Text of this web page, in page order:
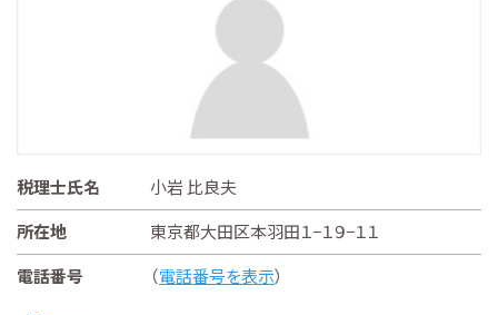
税理士氏名
小岩 比良夫
所在地
東京都大田区本羽田１−１９−１１
電話番号
（電話番号を表示）